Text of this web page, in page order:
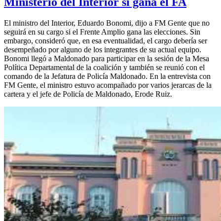
El ministro del Interior, Eduardo Bonomi, dijo a FM Gente que no
seguirá en su cargo si el Frente Amplio gana las elecciones. Sin
embargo, consideró que, en esa eventualidad, el cargo debería ser
desempeñado por alguno de los integrantes de su actual equipo.
Bonomi llegó a Maldonado para participar en la sesión de la Mesa
Política Departamental de la coalición y también se reunió con el
comando de la Jefatura de Policía Maldonado. En la entrevista con
FM Gente, el ministro estuvo acompañado por varios jerarcas de la
cartera y el jefe de Policía de Maldonado, Erode Ruiz.